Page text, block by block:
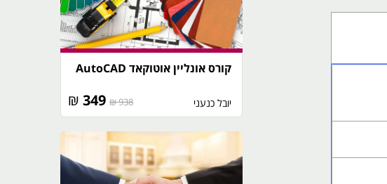
קורס אונליין אוטוקאד AutoCAD
יובל כנעני 938 ₪
₪